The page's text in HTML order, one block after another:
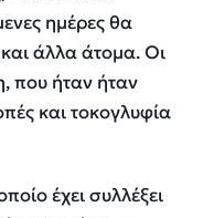
ημέρες θα
άλλα άτομα. Οι
που ήταν ήταν
και τοκογλυφία
έχει συλλέξει